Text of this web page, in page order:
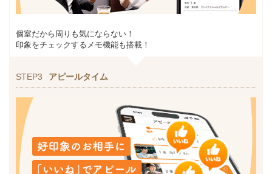
個室だから周りも気にならない！
印象をチェックするメモ機能も搭載！
STEP3 アピールタイム